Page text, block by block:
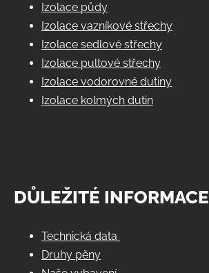
Izolace půdy
Izolace vazníkové střechy
Izolace sedlové střechy
Izolace pultové střechy
Izolace vodorovné dutiny
Izolace kolmých dutin
DŮLEŽITÉ INFORMACE
Technická data
Druhy pěny